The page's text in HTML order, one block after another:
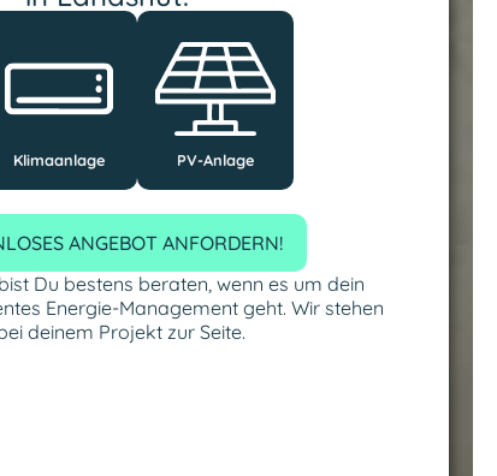
Klimaanlage PV-Anlage
ANGEBOT ANFORDERN!
Du bestens beraten, wenn es um dein
Energie-Management geht. Wir stehen
deinem Projekt zur Seite.